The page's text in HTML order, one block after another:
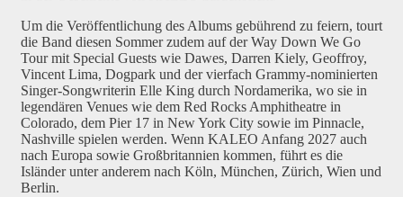
Um die Veröffentlichung des Albums gebührend zu feiern, tourt
die Band diesen Sommer zudem auf der Way Down We Go
Tour mit Special Guests wie Dawes, Darren Kiely, Geoffroy,
Vincent Lima, Dogpark und der vierfach Grammy-nominierten
Singer-Songwriterin Elle King durch Nordamerika, wo sie in
legendären Venues wie dem Red Rocks Amphitheatre in
Colorado, dem Pier 17 in New York City sowie im Pinnacle,
Nashville spielen werden. Wenn KALEO Anfang 2027 auch
nach Europa sowie Großbritannien kommen, führt es die
Isländer unter anderem nach Köln, München, Zürich, Wien und
Berlin.